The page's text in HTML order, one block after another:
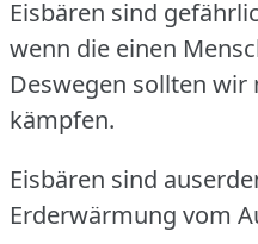
Eisbären sind
wenn die einen
Deswegen sollten
kämpfen.
Eisbären sind
Erderwärmung vom